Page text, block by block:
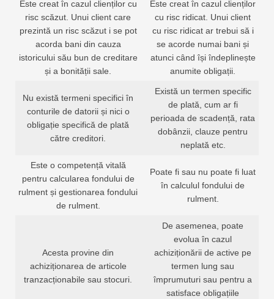
Este creat în cazul clienților cu
risc scăzut. Unui client care
prezintă un risc scăzut i se pot
acorda bani din cauza
istoricului său bun de creditare
și a bonității sale.
Este creat în cazul clienților
cu risc ridicat. Unui client
cu risc ridicat ar trebui să i
se acorde numai bani și
atunci când își îndeplinește
anumite obligații.
Nu există termeni specifici în
conturile de datorii și nici o
obligație specifică de plată
către creditori.
Există un termen specific
de plată, cum ar fi
perioada de scadență, rata
dobânzii, clauze pentru
neplată etc.
Este o competență vitală
pentru calcularea fondului de
rulment și gestionarea fondului
de rulment.
Poate fi sau nu poate fi luat
în calculul fondului de
rulment.
Acesta provine din
achiziționarea de articole
tranzacționabile sau stocuri.
De asemenea, poate
evolua în cazul
achiziționării de active pe
termen lung sau
împrumuturi sau pentru a
satisface obligațiile